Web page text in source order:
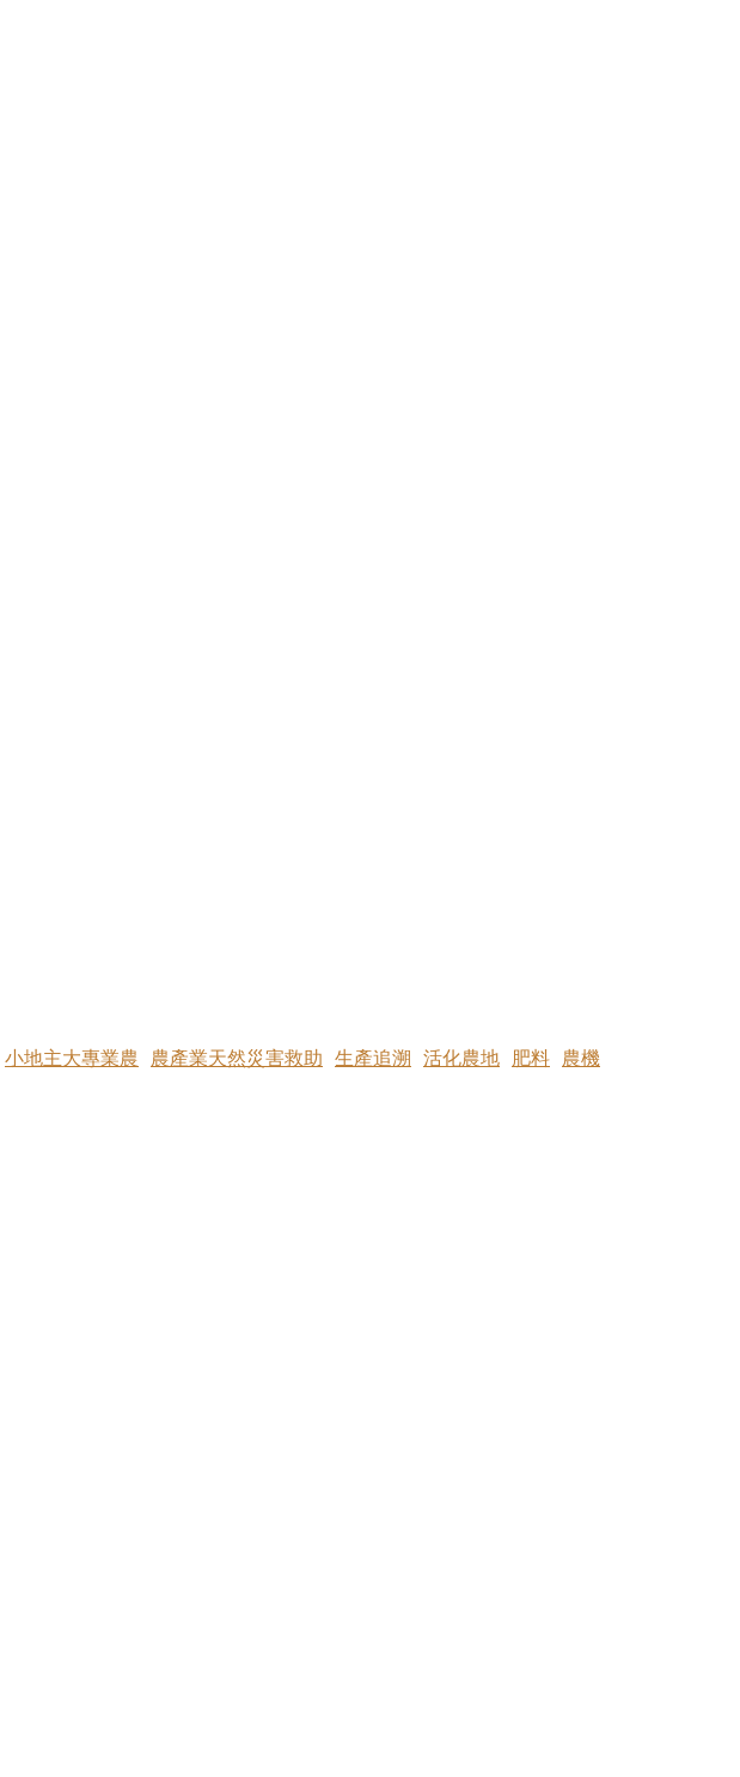
小地主大專業農 農產業天然災害救助 生產追溯 活化農地 肥料 農機